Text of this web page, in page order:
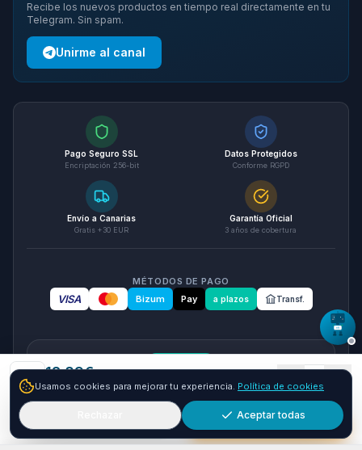
12.89€
+17.11€ y envío GRATIS 24-48h
Comprar ya
Recibe los nuevos productos en tiempo real directamente en tu
Telegram. Sin spam.
Unirme al canal
Pago Seguro SSL
Encriptación 256-bit
Datos Protegidos
Conforme RGPD
Envío a Canarias
Gratis +30 EUR
Garantía Oficial
3 años de cobertura
MÉTODOS DE PAGO
VISA Bizum Pay a plazos Transf.
seQura
Paga a plazos con seQura
Fracciona tu compra en 3, 6 o 12 plazos. Financiacion sujeta
a aprobacion por seQura. Sin papeleo y con respuesta
inmediata.
Como funciona
Usamos cookies para mejorar tu experiencia. Política de cookies
Aceptar todas